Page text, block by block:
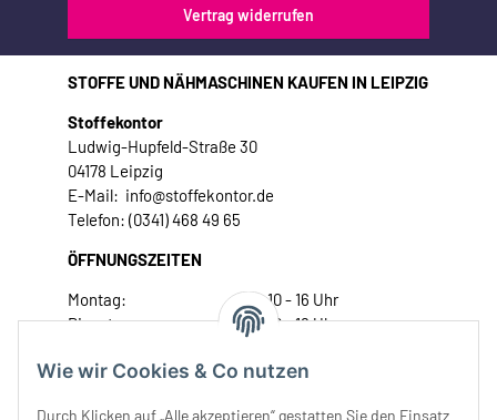
Wie wir Cookies & Co nutzen
Durch Klicken auf „Alle akzeptieren“ gestatten Sie den Einsatz
Vertrag widerrufen
STOFFE UND NÄHMASCHINEN KAUFEN IN LEIPZIG
Stoffekontor
Ludwig-Hupfeld-Straße 30
04178 Leipzig
E-Mail: info@stoffekontor.de
Telefon: (0341) 468 49 65
ÖFFNUNGSZEITEN
Montag:
10 - 16 Uhr
Dienstag:
10 - 16 Uhr
Donnerstag:
10 - 18 Uhr